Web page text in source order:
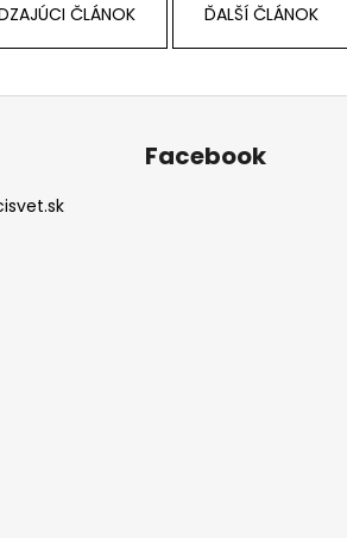
ČLÁNOK ĎALŠÍ ČLÁNOK
Facebook